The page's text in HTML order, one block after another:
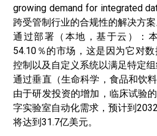
growing demand for integrated
跨受管制行业的合规性的解决方案
通过部署（本地，基于云）：
54.10％的市场，这是因为它对
控制以及自定义系统以满足特定组
通过垂直（生命科学，食品和饮
由于研发投资的增加，临床试验
字实验室自动化需求，预计到
将达到31.7亿美元。